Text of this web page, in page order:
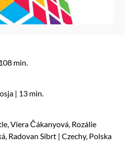
min.
| 13 min.
Viera Čákanyová, Rozálie
Radovan Síbrt | Czechy, Polska